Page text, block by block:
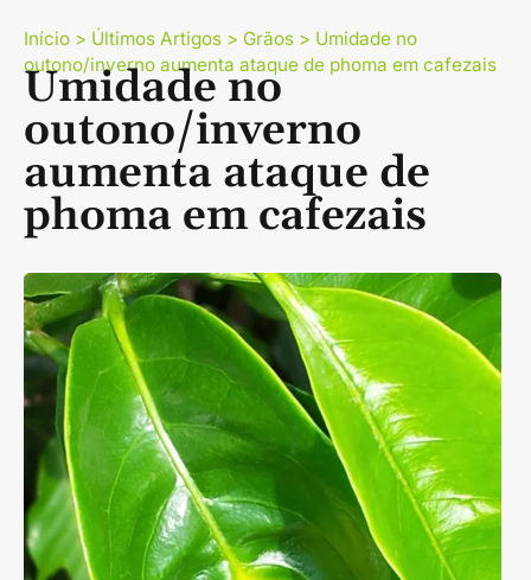
Início > Últimos Artigos > Grãos > Umidade no
outono/inverno aumenta ataque de phoma em cafezais
Umidade no
outono/inverno
aumenta ataque de
phoma em cafezais